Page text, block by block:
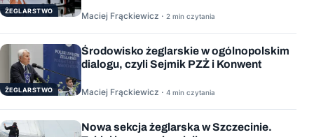
ŻEGLARSTWO Maciej Frąckiewicz · 2 min czytania
ŻEGLARSTWO
Środowisko żeglarskie w ogólnopolskim
dialogu, czyli Sejmik PZŻ i Konwent
Maciej Frąckiewicz · 4 min czytania
Nowa sekcja żeglarska w Szczecinie.